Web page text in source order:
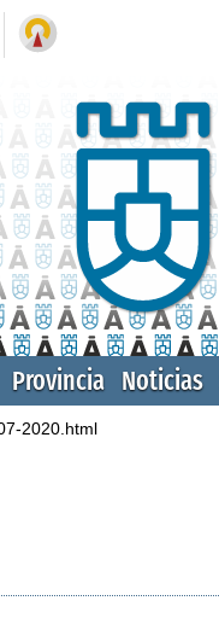
Provincia Noticias
2020.html